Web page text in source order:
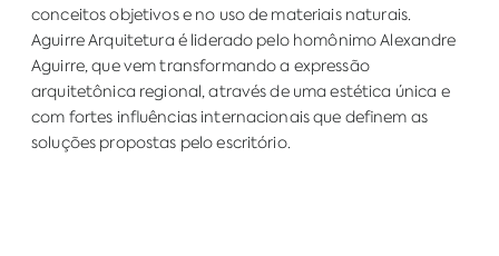
conceitos objetivos e no uso de materiais naturais.
Aguirre Arquitetura é liderado pelo homônimo Alexandre
Aguirre, que vem transformando a expressão
arquitetônica regional, através de uma estética única e
com fortes influências internacionais que definem as
soluções propostas pelo escritório.